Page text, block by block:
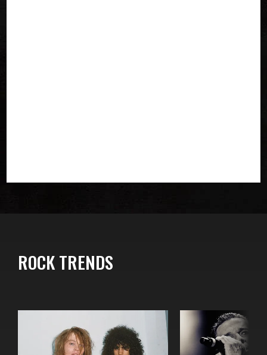
ROCK TRENDS